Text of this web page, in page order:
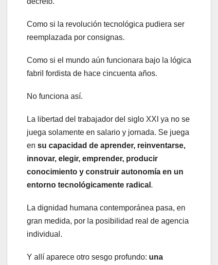
Como si la revolución tecnológica pudiera ser
reemplazada por consignas.
Como si el mundo aún funcionara bajo la lógica
fabril fordista de hace cincuenta años.
No funciona así.
La libertad del trabajador del siglo XXI ya no se
juega solamente en salario y jornada. Se juega
en su capacidad de aprender, reinventarse,
innovar, elegir, emprender, producir
conocimiento y construir autonomía en un
entorno tecnológicamente radical .
La dignidad humana contemporánea pasa, en
gran medida, por la posibilidad real de agencia
individual.
Y allí aparece otro sesgo profundo: una